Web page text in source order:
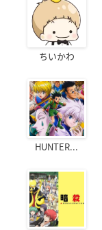
ちいかわ
HUNTER...